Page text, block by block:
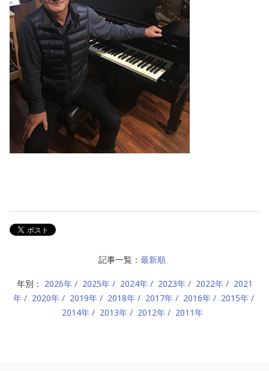
記事一覧： 最新順
年別： 2026年 2025年 2024年 2023年 2022年
2021
年
2020年 2019年 2018年 2017年 2016年
2015年
2014年
2013年 2012年 2011年